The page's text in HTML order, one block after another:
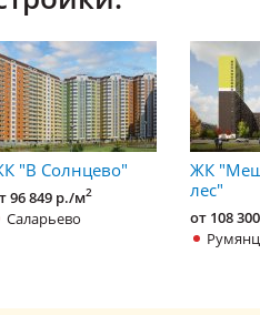
"В Солнцево"
96 849 р./м2
Саларьево
ЖК
лес"
от 108